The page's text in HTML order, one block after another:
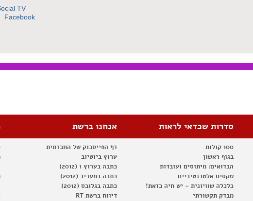
TV
Facebook
סדרות שכדאי לראות
100 קולות
בגוף ראשון
הבדואים: מיתוסים ועובדות
טקסים אלטרנטיביים
כלכלה שוויונית – יש חיה כזאת!
מבדק תקשורתי
אנחנו ברשת
דף הפייסבוק של החברתית
ערוץ ביוטיוב
כתבה בערוץ 1 (2012)
כתבה במעריב (2012)
כתבה בגלובס (2012)
דיווח ברשת RT